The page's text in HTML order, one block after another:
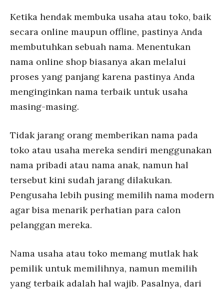
Ketika hendak membuka usaha atau toko, baik
secara online maupun offline, pastinya Anda
membutuhkan sebuah nama. Menentukan
nama online shop biasanya akan melalui
proses yang panjang karena pastinya Anda
menginginkan nama terbaik untuk usaha
masing-masing.
Tidak jarang orang memberikan nama pada
toko atau usaha mereka sendiri menggunakan
nama pribadi atau nama anak, namun hal
tersebut kini sudah jarang dilakukan.
Pengusaha lebih pusing memilih nama modern
agar bisa menarik perhatian para calon
pelanggan mereka.
Nama usaha atau toko memang mutlak hak
pemilik untuk memilihnya, namun memilih
yang terbaik adalah hal wajib. Pasalnya, dari